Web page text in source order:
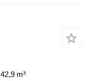
42,9 m³